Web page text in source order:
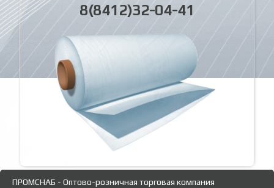
8(8412)32-04-41
ПРОМСНАБ - Оптово-розничная торговая компания